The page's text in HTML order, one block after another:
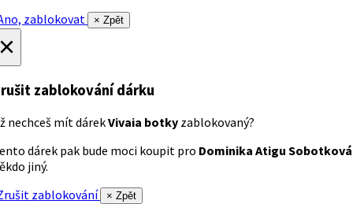
zablokovat
× Zpět
zablokování dárku
nechceš mít dárekVivaia botky zablokovaný?
dárek pak bude moci koupit pro Dominika Atigu Sobotková
jiný.
zablokování
× Zpět